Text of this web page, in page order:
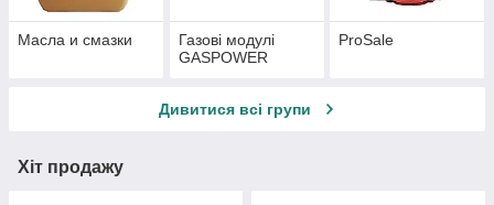
Масла и смазки
Газові модулі
GASPOWER
ProSale
Дивитися всі групи
Хіт продажу